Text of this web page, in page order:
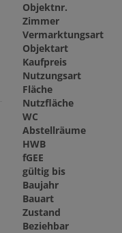
Objektnr.
Zimmer
Vermarktungsart
Objektart
Kaufpreis
Nutzungsart
Fläche
Nutzfläche
WC
Abstellräume
HWB
fGEE
gültig bis
Baujahr
Bauart
Zustand
Beziehbar